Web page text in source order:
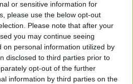
or sensitive information for
please use the below opt-out
Please note that after your
you may continue seeing
on personal information utilized by
disclosed to third parties prior to
opt-out of the further
information by third parties on the